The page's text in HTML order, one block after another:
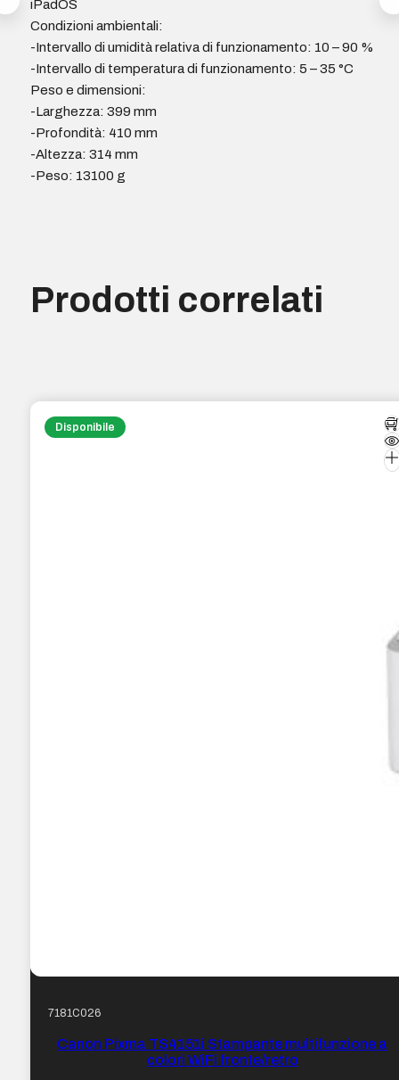
iPadOS
Condizioni ambientali:
-Intervallo di umidità relativa di funzionamento: 10 – 90 %
-Intervallo di temperatura di funzionamento: 5 – 35 °C
Peso e dimensioni:
-Larghezza: 399 mm
-Profondità: 410 mm
-Altezza: 314 mm
-Peso: 13100 g
Prodotti correlati
Disponibile
7181C026
Canon Pixma TS4151i Stampante multifunzione a
colori WiFi fronte/retro